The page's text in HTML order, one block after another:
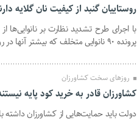
روستاییان گنبد از کیفیت نان گلایه
پرونده ۹۰ نانوایی متخلف که بیشتر آنها در روستاها فعالیت دارند، به تعزیرات حکومتی ارسال شد.
روزهای سخت کشاورزان
کشاورزان قادر به خرید کود پایه
دولت باید حمایت‌هایی از کشاورزان داشته